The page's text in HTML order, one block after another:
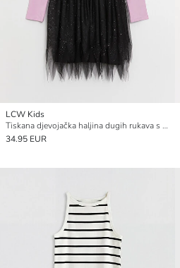
LCW Kids
Tiskana djevojačka haljina dugih rukava s okruglim izrezom
34.95 EUR